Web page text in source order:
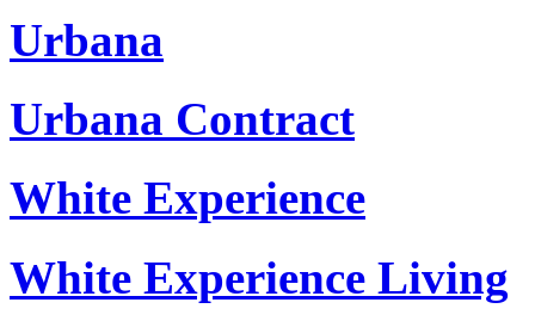
Urbana
Urbana Contract
White Experience
White Experience Living